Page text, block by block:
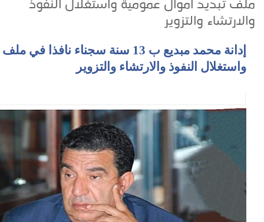
ملف تبديد أموال عمومية واستغلال النفوذ
والارتشاء والتزوير
إدانة محمد مبديع ب 13 سنة سجناء
واستغلال النفوذ والارتشاء والتزوير